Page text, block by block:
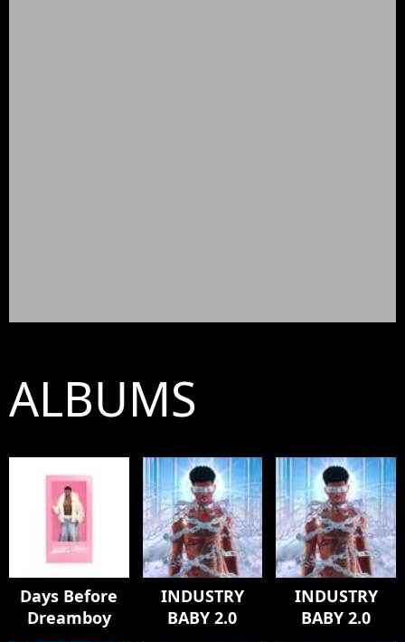
ALBUMS
Days Before
Dreamboy
INDUSTRY
BABY 2.0
INDUSTRY
BABY 2.0